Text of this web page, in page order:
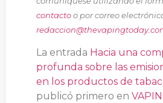
contactoo por correo
La entrada Hacia una
profunda sobre las
en los productos de
publicó primero en